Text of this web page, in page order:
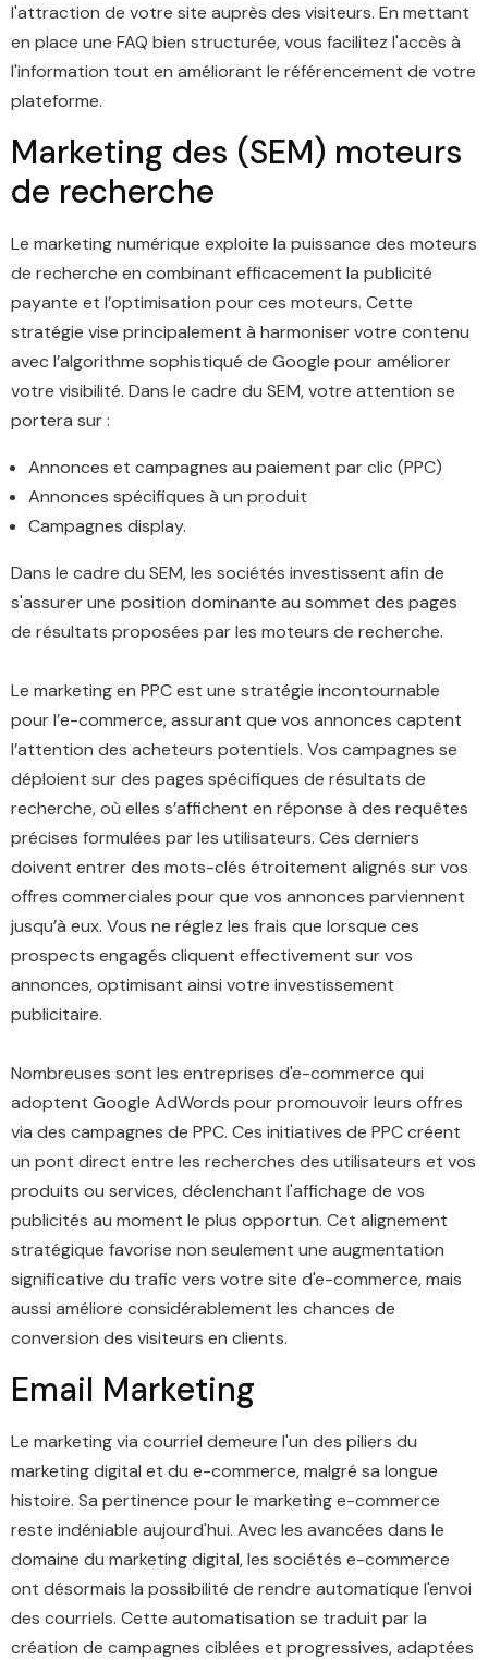
l'attraction de votre site auprès des visiteurs. En mettant
en place une FAQ bien structurée, vous facilitez l'accès à
l'information tout en améliorant le référencement de votre
plateforme.
Marketing des (SEM) moteurs
de recherche
Le marketing numérique exploite la puissance des moteurs
de recherche en combinant efficacement la publicité
payante et l’optimisation pour ces moteurs. Cette
stratégie vise principalement à harmoniser votre contenu
avec l’algorithme sophistiqué de Google pour améliorer
votre visibilité. Dans le cadre du SEM, votre attention se
portera sur :
Annonces et campagnes au paiement par clic (PPC)
Annonces spécifiques à un produit
Campagnes display.
Dans le cadre du SEM, les sociétés investissent afin de
s'assurer une position dominante au sommet des pages
de résultats proposées par les moteurs de recherche.
Le marketing en PPC est une stratégie incontournable
pour l’e-commerce, assurant que vos annonces captent
l’attention des acheteurs potentiels. Vos campagnes se
déploient sur des pages spécifiques de résultats de
recherche, où elles s’affichent en réponse à des requêtes
précises formulées par les utilisateurs. Ces derniers
doivent entrer des mots-clés étroitement alignés sur vos
offres commerciales pour que vos annonces parviennent
jusqu’à eux. Vous ne réglez les frais que lorsque ces
prospects engagés cliquent effectivement sur vos
annonces, optimisant ainsi votre investissement
publicitaire.
Nombreuses sont les entreprises d'e-commerce qui
adoptent Google AdWords pour promouvoir leurs offres
via des campagnes de PPC. Ces initiatives de PPC créent
un pont direct entre les recherches des utilisateurs et vos
produits ou services, déclenchant l'affichage de vos
publicités au moment le plus opportun. Cet alignement
stratégique favorise non seulement une augmentation
significative du trafic vers votre site d'e-commerce, mais
aussi améliore considérablement les chances de
conversion des visiteurs en clients.
Email Marketing
Le marketing via courriel demeure l'un des piliers du
marketing digital et du e-commerce, malgré sa longue
histoire. Sa pertinence pour le marketing e-commerce
reste indéniable aujourd'hui. Avec les avancées dans le
domaine du marketing digital, les sociétés e-commerce
ont désormais la possibilité de rendre automatique l'envoi
des courriels. Cette automatisation se traduit par la
création de campagnes ciblées et progressives, adaptées